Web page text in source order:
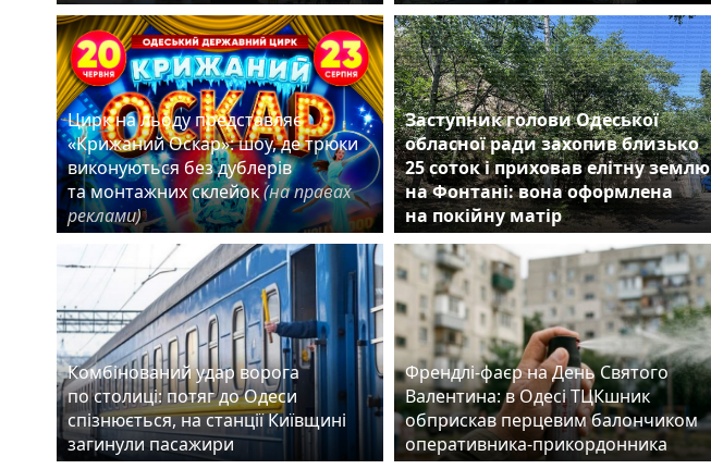
Цирк на льоду представляє
«Крижаний Оскар»: шоу, де трюки
виконуються без дублерів
та монтажних склейок(на правах
реклами)
Заступник голови Одеської
обласної ради захопив близько
25 соток і приховав елітну землю
на Фонтані: вона оформлена
на покійну матір
Комбінований удар ворога
по столиці: потяг до Одеси
спізнюється, на станції Київщині
загинули пасажири
Френдлі-фаєр на День Святого
Валентина: в Одесі ТЦКшник
обприскав перцевим балончиком
оперативника-прикордонника